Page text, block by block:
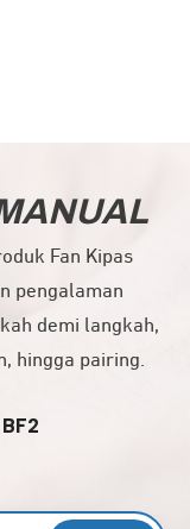
Fan Kipas
pengalaman
demi langkah,
hingga pairing.
BF2